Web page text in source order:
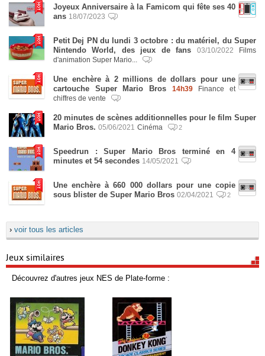
Joyeux Anniversaire à la Famicom qui fête ses 40
ans 18/07/2023
Petit Dej PN du lundi 3 octobre : du matériel, du Super
Nintendo World, des jeux de fans
03/10/2022
Films
d'animation Super Mario...
Une enchère à 2 millions de dollars pour une
cartouche Super Mario Bros
14h39
Finance et
chiffres de vente
20 minutes de scènes additionnelles pour le film Super
Mario Bros. 05/06/2021 Cinéma 2
Speedrun : Super Mario Bros terminé en 4
minutes et 54 secondes 14/05/2021
Une enchère à 660 000 dollars pour une copie
sous blister de Super Mario Bros 02/04/2021 2
› voir tous les articles
Jeux similaires
Découvrez d'autres jeux NES de Plate-forme :